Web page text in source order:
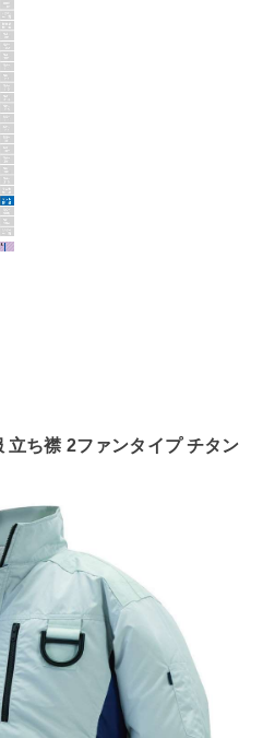
立ち襟 2ファンタイプ チタン